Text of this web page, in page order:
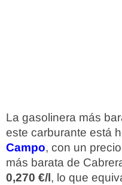
La gasolinera más
este carburante está
Campo, con un
más barata de
0,270 €/l, lo que